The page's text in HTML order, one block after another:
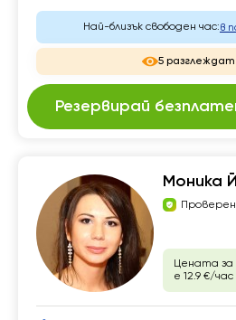
Най-близък свободен час:в
5 разглеждат
Резервирай
Моника
Цената за
е 12.9 €/час